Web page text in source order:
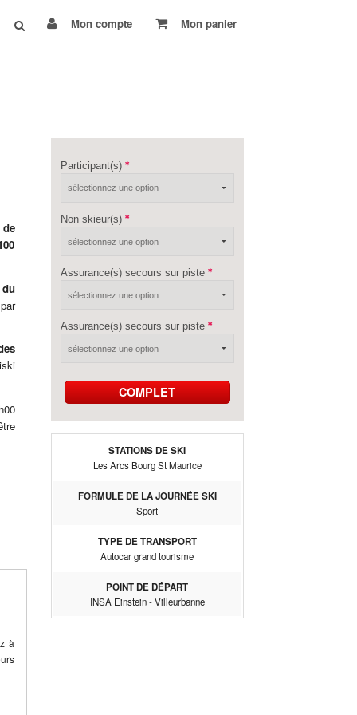
Mon compte Mon panier
à
Participant(s)
Non skieur(s)
Assurance(s) secours sur piste
Assurance(s) secours sur piste
COMPLET
STATIONS DE SKI
Les Arcs Bourg St Maurice
FORMULE DE LA JOURNÉE SKI
Sport
TYPE DE TRANSPORT
Autocar grand tourisme
POINT DE DÉPART
INSA Einstein - Villeurbanne